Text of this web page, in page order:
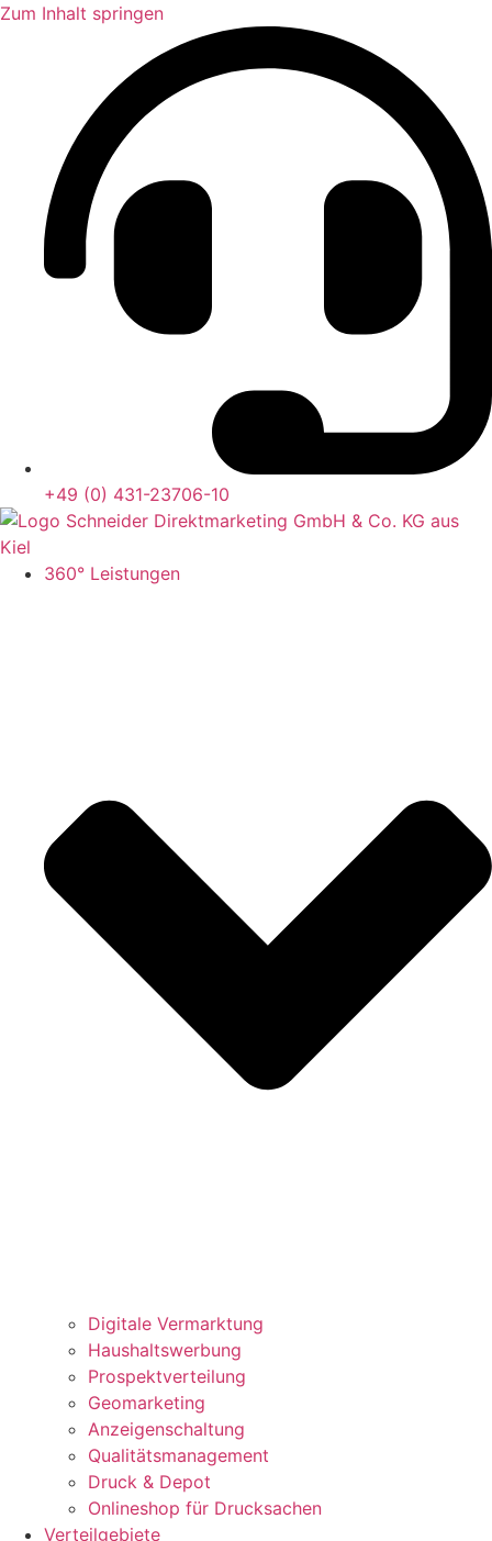
Zum Inhalt springen
+49 (0) 431-23706-10
360° Leistungen
Digitale Vermarktung
Haushaltswerbung
Prospektverteilung
Geomarketing
Anzeigenschaltung
Qualitätsmanagement
Druck & Depot
Onlineshop für Drucksachen
Verteilgebiete